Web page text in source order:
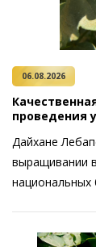
06.08.2026
проведения
Дайхане
выращивании
национальных